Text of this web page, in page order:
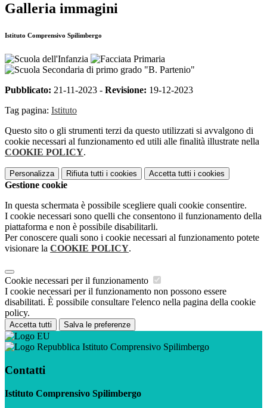
Galleria immagini
Istituto Comprensivo Spilimbergo
Pubblicato: 21-11-2023 - Revisione: 19-12-2023
Tag pagina: Istituto
Questo sito o gli strumenti terzi da questo utilizzati si avvalgono di
cookie necessari al funzionamento ed utili alle finalità illustrate nella
COOKIE POLICY.
Personalizza Rifiuta tutti i cookies Accetta tutti i cookies
Gestione cookie
In questa schermata è possibile scegliere quali cookie consentire.
I cookie necessari sono quelli che consentono il funzionamento della
piattaforma e non è possibile disabilitarli.
Per conoscere quali sono i cookie necessari al funzionamento potete
visionare la COOKIE POLICY.
Cookie necessari per il funzionamento
I cookie necessari per il funzionamento non possono essere
disabilitati. È possibile consultare l'elenco nella pagina della cookie
policy.
Accetta tutti Salva le preferenze
Istituto Comprensivo Spilimbergo
Contatti
Istituto Comprensivo Spilimbergo